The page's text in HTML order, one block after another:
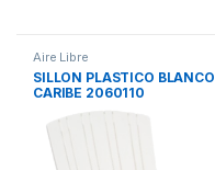
Aire Libre
SILLON PLASTICO BLANCO
CARIBE 2060110
DESCANSAR